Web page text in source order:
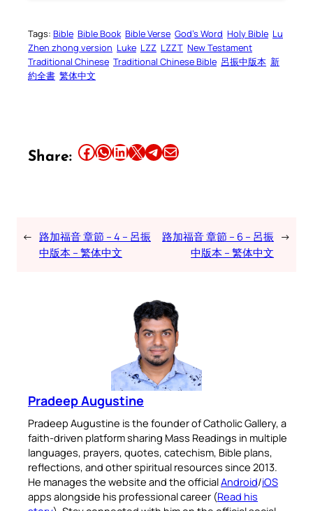
Tags: Bible Bible Book Bible Verse God’s Word Holy Bible Lu
Zhen zhong version Luke LZZ LZZT New Testament
Traditional Chinese Traditional Chinese Bible 呂振中版本 新
約全書 繁体中文
Share: Share this article on Facebook Share this article on WhatsApp Share this article on LinkedIn Share this article on X Share this article on TelegramEmail this Article
← 路加福音 章節 – 4 – 呂振
中版本 – 繁体中文
路加福音 章節 – 6 – 呂振
中版本 – 繁体中文
→
Pradeep Augustine
Pradeep Augustine is the founder of Catholic Gallery, a
faith-driven platform sharing Mass Readings in multiple
languages, prayers, quotes, catechism, Bible plans,
reflections, and other spiritual resources since 2013.
He manages the website and the officialAndroid/iOS
apps alongside his professional career (Read his